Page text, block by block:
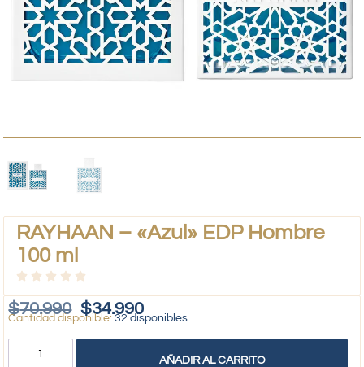
RAYHAAN – «Azul» EDP Hombre
100 ml
$70.990 $34.990
32 disponibles
AÑADIR AL CARRITO